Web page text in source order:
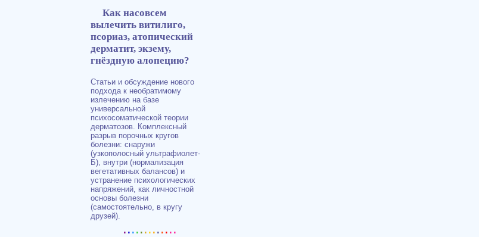
Как насовсем
вылечить витилиго,
псориаз, атопический
дерматит, экзему,
гнёздную алопецию?
Статьи и обсуждение нового
подхода к необратимому
излечению на базе
универсальной
психосоматической теории
дерматозов. Комплексный
разрыв порочных кругов
болезни: снаружи
(узкополосный ультрафиолет-
Б), внутри (нормализация
вегетативных балансов) и
устранение психологических
напряжений, как личностной
основы болезни
(самостоятельно, в кругу
друзей).
.............